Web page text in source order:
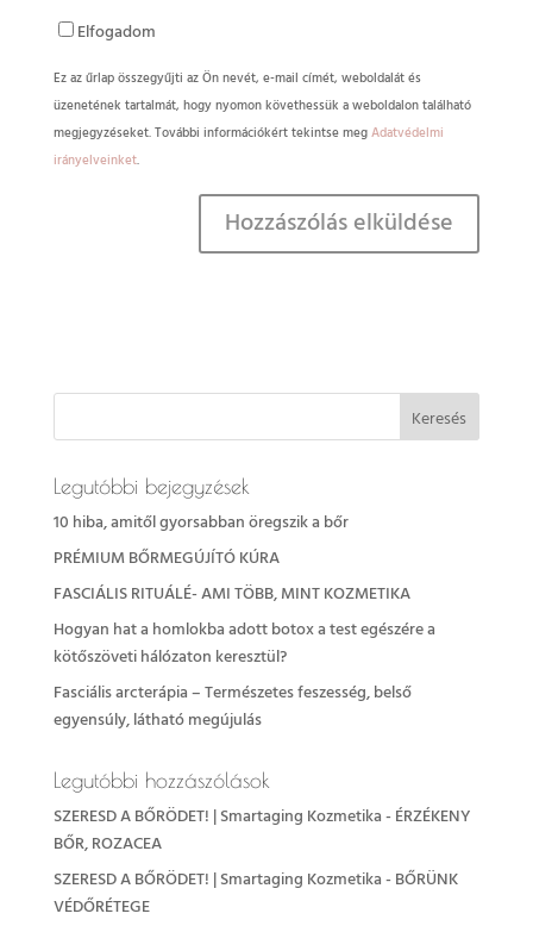
Elfogadom
Ez az űrlap összegyűjti az Ön nevét, e-mail címét, weboldalát és
üzenetének tartalmát, hogy nyomon követhessük a weboldalon található
megjegyzéseket. További információkért tekintse megAdatvédelmi
irányelveinket.
Legutóbbi bejegyzések
10 hiba, amitől gyorsabban öregszik a bőr
PRÉMIUM BŐRMEGÚJÍTÓ KÚRA
FASCIÁLIS RITUÁLÉ- AMI TÖBB, MINT KOZMETIKA
Hogyan hat a homlokba adott botox a test egészére a
kötőszöveti hálózaton keresztül?
Fasciális arcterápia – Természetes feszesség, belső
egyensúly, látható megújulás
Legutóbbi hozzászólások
SZERESD A BŐRÖDET! | Smartaging Kozmetika-ÉRZÉKENY
BŐR, ROZACEA
SZERESD A BŐRÖDET! | Smartaging Kozmetika-BŐRÜNK
VÉDŐRÉTEGE